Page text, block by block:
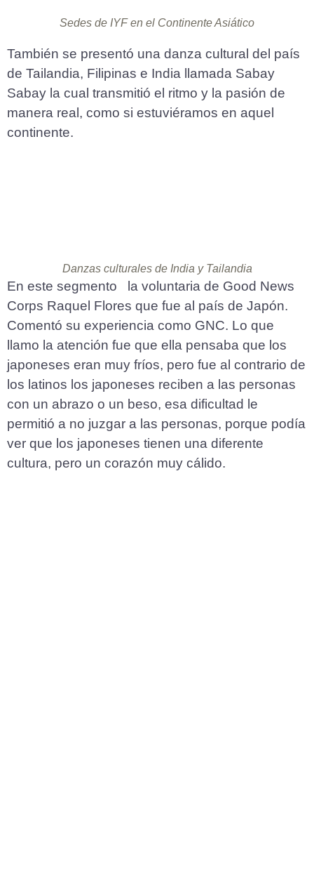
Sedes de IYF en el Continente Asiático
También se presentó una danza cultural del país
de Tailandia, Filipinas e India llamada Sabay
Sabay la cual transmitió el ritmo y la pasión de
manera real, como si estuviéramos en aquel
continente.
Danzas culturales de India y Tailandia
En este segmento la voluntaria de Good News
Corps Raquel Flores que fue al país de Japón.
Comentó su experiencia como GNC. Lo que
llamo la atención fue que ella pensaba que los
japoneses eran muy fríos, pero fue al contrario de
los latinos los japoneses reciben a las personas
con un abrazo o un beso, esa dificultad le
permitió a no juzgar a las personas, porque podía
ver que los japoneses tienen una diferente
cultura, pero un corazón muy cálido.